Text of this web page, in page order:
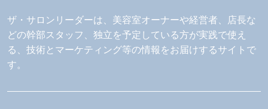
ザ・サロンリーダーは、美容室オーナーや経営者、店長な
どの幹部スタッフ、独立を予定している方が実践で使え
る、技術とマーケティング等の情報をお届けするサイトで
す。